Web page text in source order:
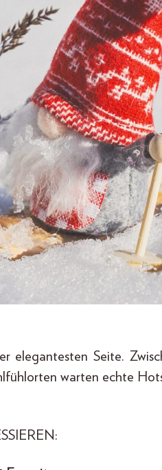
elegantesten Seite.
warten echte